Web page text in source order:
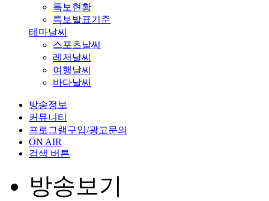
특보현황
특보발표기준
테마날씨
스포츠날씨
레저날씨
여행날씨
바다날씨
방송정보
커뮤니티
프로그램구입/광고문의
ON AIR
검색 버튼
방송보기